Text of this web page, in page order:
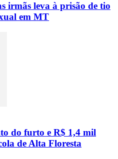
irmãs leva à prisão de tio
em MT
do furto e R$ 1,4 mil
de Alta Floresta